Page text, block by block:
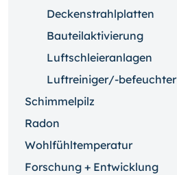
Deckenstrahlplatten
Bauteilaktivierung
Luftschleieranlagen
Luftreiniger/-befeuchter
Schimmelpilz
Radon
Wohlfühltemperatur
Forschung + Entwicklung